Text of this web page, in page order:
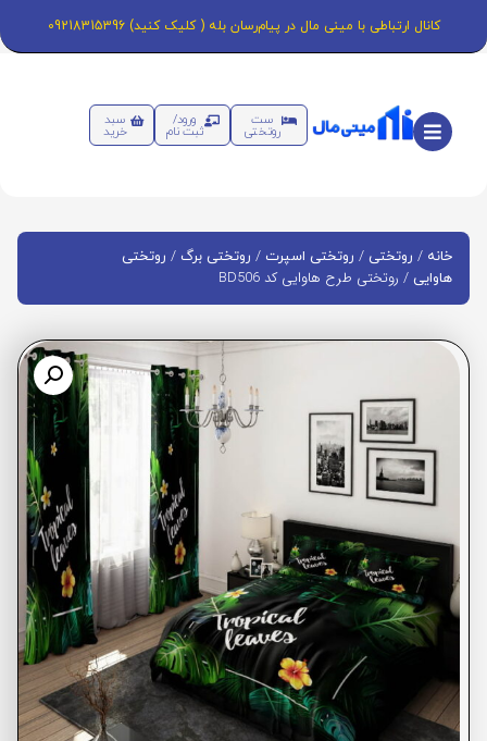
کانال ارتباطی با مینی مال در پیام‌رسان بله ( کلیک کنید) 09218315396
ست
روتختی
ورود/
ثبت نام
سبد
خرید
خانه / روتختی / روتختی اسپرت / روتختی برگ / روتختی
هاوایی / روتختی طرح هاوایی کد BD506